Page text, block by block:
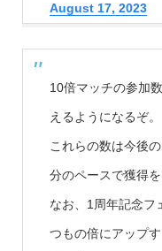
August 17, 2023
10倍マッチの参加
えるようになるぞ。
これらの数は今後
分のペースで獲得を
なお、1周年記念フ
つもの倍にアップす